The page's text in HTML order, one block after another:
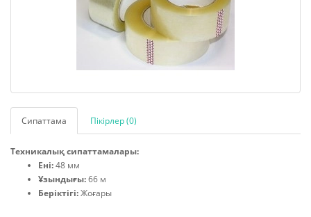
Сипаттама Пікірлер (0)
Техникалық сипаттамалары:
Ені:48 мм
Ұзындығы:66 м
Беріктігі:Жоғары